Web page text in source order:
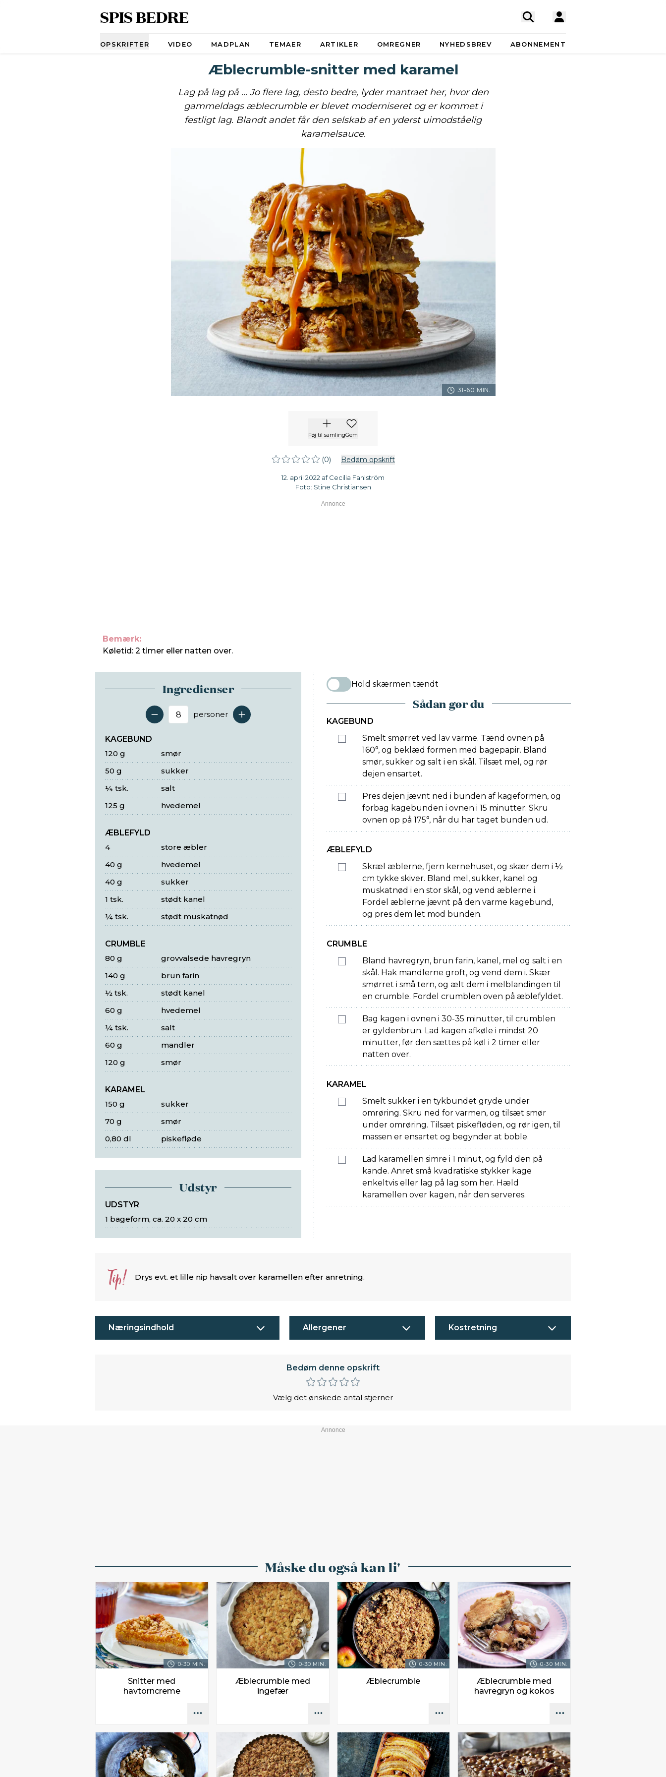
SPIS BEDRE
OPSKRIFTER VIDEO MADPLAN TEMAER ARTIKLER OMREGNER NYHEDSBREV ABONNEMENT
Æblecrumble-snitter med karamel
Lag på lag på ... Jo flere lag, desto bedre, lyder mantraet her, hvor den
gammeldags æblecrumble er blevet moderniseret og er kommet i
festligt lag. Blandt andet får den selskab af en yderst uimodståelig
karamelsauce.
31-60 MIN.
Føj til samlingGem
(0) Bedøm opskrift
12. april 2022 af Cecilia Fahlström
Foto: Stine Christiansen
Bemærk:
Køletid: 2 timer eller natten over.
Ingredienser
Antal serveringer
personer
KAGEBUND
smør
120 g
sukker
50 g
salt
¼ tsk.
hvedemel
125 g
ÆBLEFYLD
store æbler
4
hvedemel
40 g
sukker
40 g
stødt kanel
1 tsk.
stødt muskatnød
¼ tsk.
CRUMBLE
grovvalsede havregryn
80 g
brun farin
140 g
stødt kanel
½ tsk.
hvedemel
60 g
salt
¼ tsk.
mandler
60 g
smør
120 g
KARAMEL
sukker
150 g
smør
70 g
piskefløde
0,80 dl
Udstyr
UDSTYR
1 bageform, ca. 20 x 20 cm
Hold skærmen tændt
Sådan gør du
KAGEBUND
Smelt smørret ved lav varme. Tænd ovnen på
160°, og beklæd formen med bagepapir. Bland
smør, sukker og salt i en skål. Tilsæt mel, og rør
dejen ensartet.
Pres dejen jævnt ned i bunden af kageformen, og
forbag kagebunden i ovnen i 15 minutter. Skru
ovnen op på 175°, når du har taget bunden ud.
ÆBLEFYLD
Skræl æblerne, fjern kernehuset, og skær dem i ½
cm tykke skiver. Bland mel, sukker, kanel og
muskatnød i en stor skål, og vend æblerne i.
Fordel æblerne jævnt på den varme kagebund,
og pres dem let mod bunden.
CRUMBLE
Bland havregryn, brun farin, kanel, mel og salt i en
skål. Hak mandlerne groft, og vend dem i. Skær
smørret i små tern, og ælt dem i melblandingen til
en crumble. Fordel crumblen oven på æblefyldet.
Bag kagen i ovnen i 30-35 minutter, til crumblen
er gyldenbrun. Lad kagen afkøle i mindst 20
minutter, før den sættes på køl i 2 timer eller
natten over.
KARAMEL
Smelt sukker i en tykbundet gryde under
omrøring. Skru ned for varmen, og tilsæt smør
under omrøring. Tilsæt piskefløden, og rør igen, til
massen er ensartet og begynder at boble.
Lad karamellen simre i 1 minut, og fyld den på
kande. Anret små kvadratiske stykker kage
enkeltvis eller lag på lag som her. Hæld
karamellen over kagen, når den serveres.
Tip! Drys evt. et lille nip havsalt over karamellen efter anretning.
Næringsindhold Allergener Kostretning
Bedøm denne opskrift
Vælg det ønskede antal stjerner
Måske du også kan li'
0-30 MIN.
Snitter med
havtorncreme
0-30 MIN.
Æblecrumble med
ingefær
0-30 MIN.
Æblecrumble
0-30 MIN.
Æblecrumble med
havregryn og kokos